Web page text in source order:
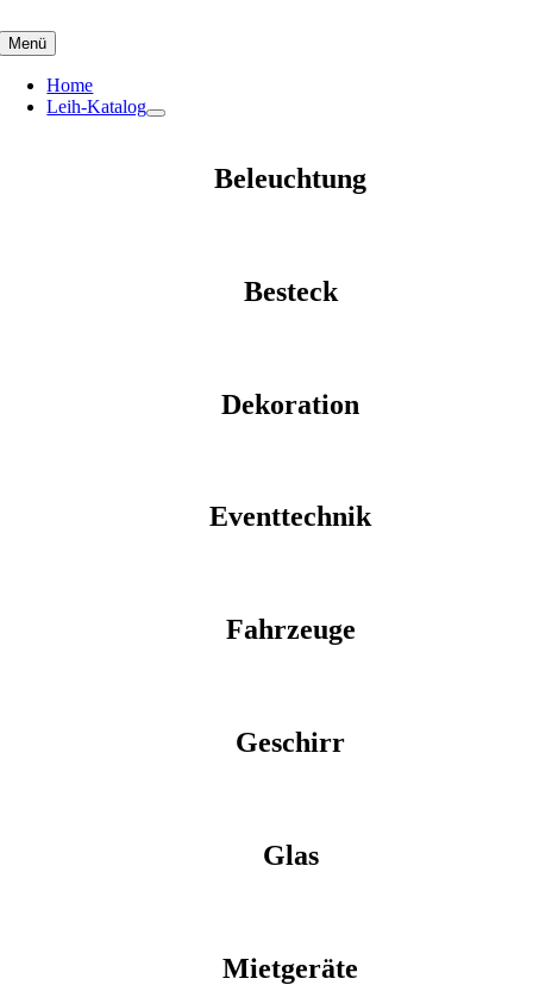
to
content
Menü
Home
Leih-Katalog
Beleuchtung
Besteck
Dekoration
Eventtechnik
Fahrzeuge
Geschirr
Glas
Mietgeräte